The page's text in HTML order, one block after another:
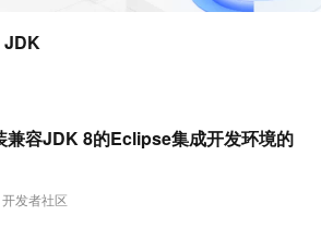
JDK
发者社区
容JDK 8的Eclipse集成开发环境的